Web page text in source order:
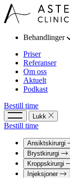
Behandlinger
Priser
Referanser
Om oss
Aktuelt
Podkast
Bestill time
Lukk
Bestill time
Ansiktskirurgi
Brystkirurgi
Kroppskirurgi
Injeksjoner